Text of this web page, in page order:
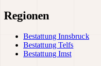
Regionen
Bestattung Innsbruck
Bestattung Telfs
Bestattung Imst